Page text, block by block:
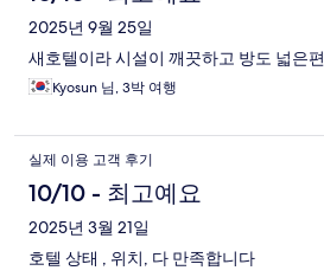
2025년 9월 25일
새호텔이라 시설이 깨끗하고 방도 넓은
Kyosun 님, 3박 여행
실제 이용 고객 후기
10/10 - 최고예요
2025년 3월 21일
호텔 상태 , 위치, 다 만족합니다